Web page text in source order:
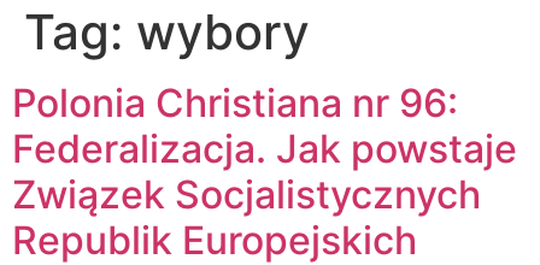
Tag: wybory
Polonia Christiana nr 96:
Federalizacja. Jak powstaje
Związek Socjalistycznych
Republik Europejskich